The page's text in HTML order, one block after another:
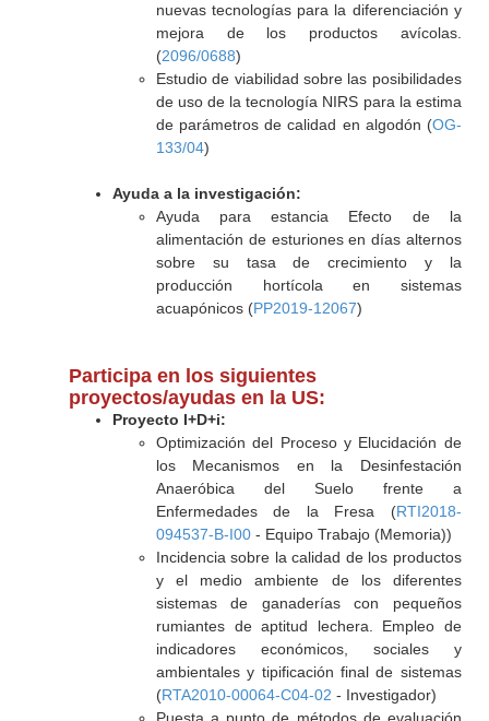
nuevas tecnologías para la diferenciación y
mejora de los productos avícolas.
(2096/0688)
Estudio de viabilidad sobre las posibilidades
de uso de la tecnología NIRS para la estima
de parámetros de calidad en algodón (OG-
133/04)
Ayuda a la investigación:
Ayuda para estancia Efecto de la
alimentación de esturiones en días alternos
sobre su tasa de crecimiento y la
producción hortícola en sistemas
acuapónicos (PP2019-12067)
Participa en los siguientes
proyectos/ayudas en la US:
Proyecto I+D+i:
Optimización del Proceso y Elucidación de
los Mecanismos en la Desinfestación
Anaeróbica del Suelo frente a
Enfermedades de la Fresa (RTI2018-
094537-B-I00- Equipo Trabajo (Memoria))
Incidencia sobre la calidad de los productos
y el medio ambiente de los diferentes
sistemas de ganaderías con pequeños
rumiantes de aptitud lechera. Empleo de
indicadores económicos, sociales y
ambientales y tipificación final de sistemas
(RTA2010-00064-C04-02 - Investigador)